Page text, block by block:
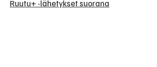
Ruutu+ -lähetykset suorana